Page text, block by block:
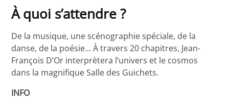
À quoi s’attendre ?
De la musique, une scénographie spéciale, de la
danse, de la poésie... À travers 20 chapitres, Jean-
François D’Or interprètera l’univers et le cosmos
dans la magnifique Salle des Guichets.
INFO